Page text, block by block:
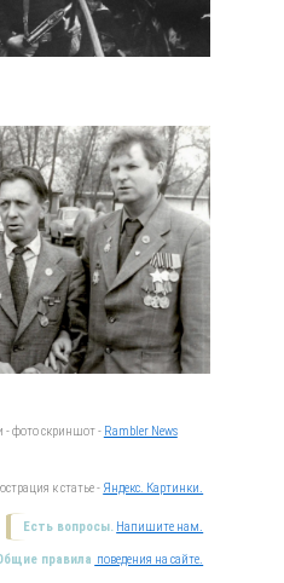
- фото скриншот - Rambler News
к статье - Яндекс. Картинки.
Есть вопросы. Напишите нам.
правила поведения на сайте.